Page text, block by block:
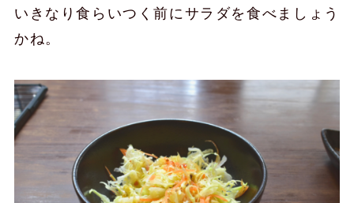
いきなり食らいつく前にサラダを食べましょう
かね。